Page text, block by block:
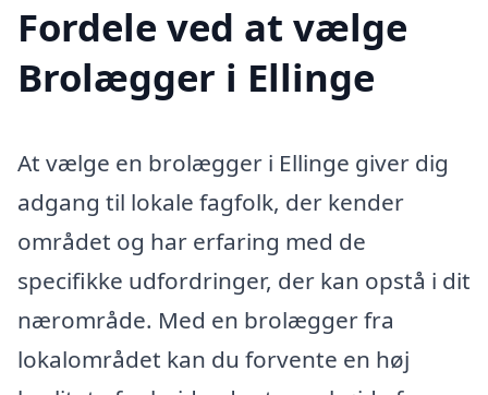
Fordele ved at vælge
Brolægger i Ellinge
At vælge en brolægger i Ellinge giver dig
adgang til lokale fagfolk, der kender
området og har erfaring med de
specifikke udfordringer, der kan opstå i dit
nærområde. Med en brolægger fra
lokalområdet kan du forvente en høj